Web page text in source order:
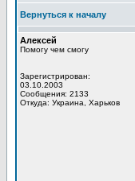
Вернуться к началу
Алексей
Помогу чем смогу
Зарегистрирован:
03.10.2003
Сообщения: 2133
Откуда: Украина, Харьков